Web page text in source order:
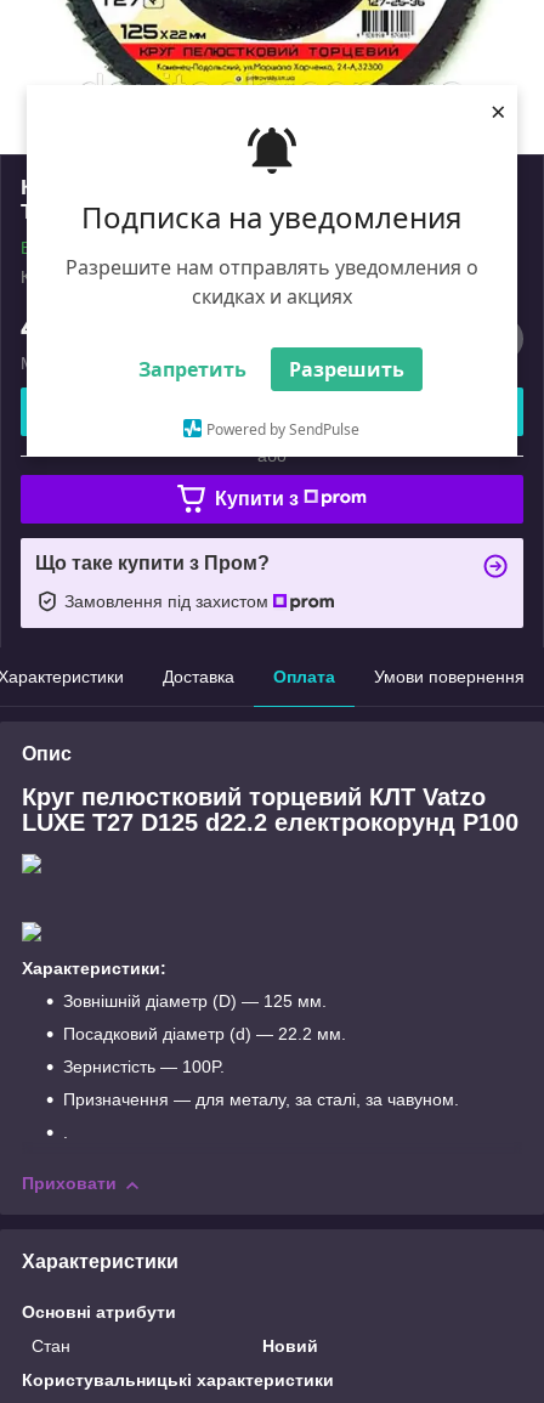
Подписка на уведомления
Разрешите нам отправлять уведомления о
скидках и акциях
Запретить Разрешить
Powered by SendPulse
×
Круг пелюстковий торцевий КЛТ Vatzo LUXE
T27 D125 d22.2 електрокорунд Р100
В наявності
Код: 2036256
Роздріб
47
Мінімальна сума замовлення на сайті — 450 ₴
або
Купити з
Що таке купити з Пром?
Замовлення під захистом
Доставка Оплата Умови повернення
Опис
Круг пелюстковий торцевий КЛТ Vatzo
LUXE T27 D125 d22.2 електрокорунд Р100
Характеристики:
Зовнішній діаметр (D) — 125 мм.
Посадковий діаметр (d) — 22.2 мм.
Зернистість — 100P.
Призначення — для металу, за сталі, за чавуном.
.
Приховати
Характеристики
Основні атрибути
Стан
Новий
Користувальницькі характеристики